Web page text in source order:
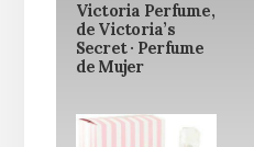
Victoria Perfume,
de Victoria’s
Secret · Perfume
de Mujer